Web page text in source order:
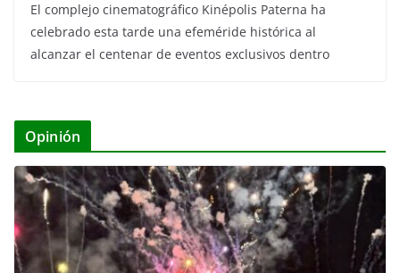
El complejo cinematográfico Kinépolis Paterna ha
celebrado esta tarde una efeméride histórica al
alcanzar el centenar de eventos exclusivos dentro
Opinión